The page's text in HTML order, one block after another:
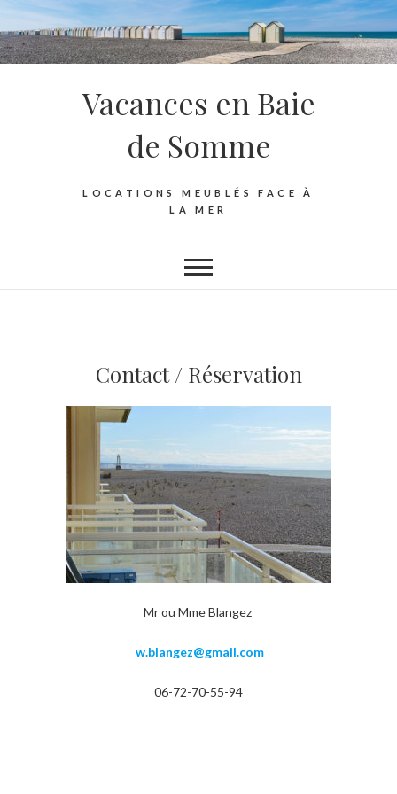
Vacances en Baie
de Somme
LOCATIONS MEUBLÉS FACE À
LA MER
Contact / Réservation
Mr ou Mme Blangez
w.blangez@gmail.com
06-72-70-55-94